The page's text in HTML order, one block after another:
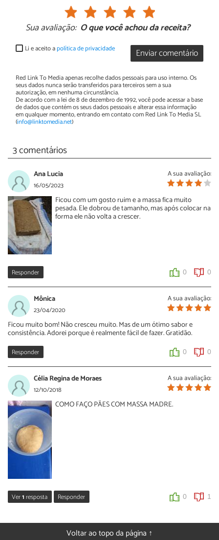
Sua avaliação: O que você achou da receita?
Enviar comentário
Li e aceito apolítica de privacidade
Red Link To Media apenas recolhe dados pessoais para uso interno. Os
seus dados nunca serão transferidos para terceiros sem a sua
autorização, em nenhuma circunstância.
De acordo com a lei de 8 de dezembro de 1992, você pode acessar a base
de dados que contém os seus dados pessoais e alterar essa informação
em qualquer momento, entrando em contato com Red Link To Media SL
(info@linktomedia.net)
3 comentários
A sua avaliação:
Ana Lucia
16/05/2023
Ficou com um gosto ruim e a massa fica muito
pesada. Ele dobrou de tamanho, mas após colocar na
forma ele não volta a crescer.
Responder 0 0
A sua avaliação:
Mônica
23/04/2020
Ficou muito bom! Não cresceu muito. Mas de um ótimo sabor e
consistência. Adorei porque é realmente fácil de fazer. Gratidão.
Responder 0 0
A sua avaliação:
Célia Regina de Moraes
12/10/2018
COMO FAÇO PÃES COM MASSA MADRE.
Ver1resposta Responder 0 1
15/10/2018Voltar ao topo da página ↑